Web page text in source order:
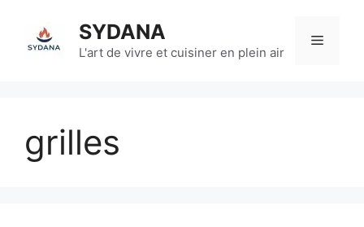
contenu
SYDANA
L'art de vivre et cuisiner en plein air
Menu
grilles